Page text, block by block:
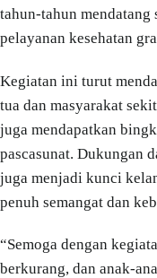
tahun-tahun
pelayanan kesehatan
Kegiatan ini turut
tua dan masyarakat
juga mendapatkan
pascasunat. Dukungan
juga menjadi kunci
penuh semangat dan
“Semoga dengan
berkurang, dan anak-